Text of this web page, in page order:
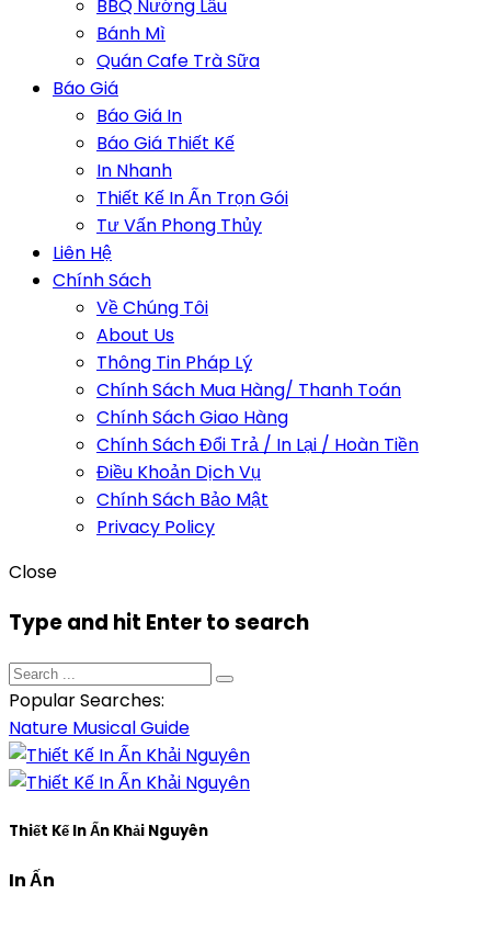
BBQ Nướng Lẩu
Bánh Mì
Quán Cafe Trà Sữa
Báo Giá
Báo Giá In
Báo Giá Thiết Kế
In Nhanh
Thiết Kế In Ấn Trọn Gói
Tư Vấn Phong Thủy
Liên Hệ
Chính Sách
Về Chúng Tôi
About Us
Thông Tin Pháp Lý
Chính Sách Mua Hàng/ Thanh Toán
Chính Sách Giao Hàng
Chính Sách Đổi Trả / In Lại / Hoàn Tiền
Điều Khoản Dịch Vụ
Chính Sách Bảo Mật
Privacy Policy
Close
Type and hit Enter to search
Popular Searches:
Nature MusicalGuide
Thiết Kế In Ấn Khải Nguyên
In Ấn